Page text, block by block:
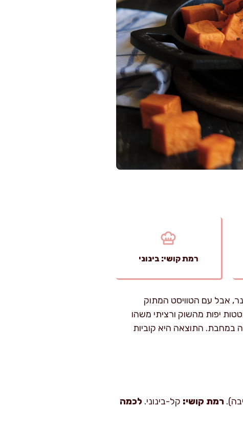
רמת קושי: בינוני
אבל עם הטוויסט המתוק
יפות מהשוק ורציתי משהו
במחבת. התוצאה היא קוביות
רמת קושי: קל-בינוני. לכמה